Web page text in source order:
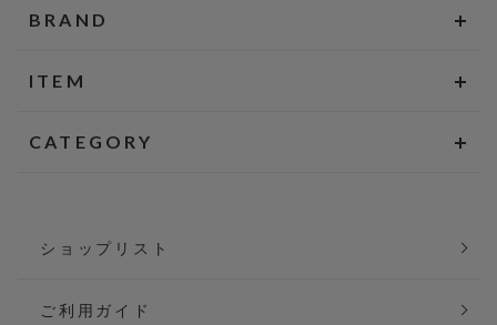
BRAND
ITEM
CATEGORY
ショップリスト
ご利用ガイド